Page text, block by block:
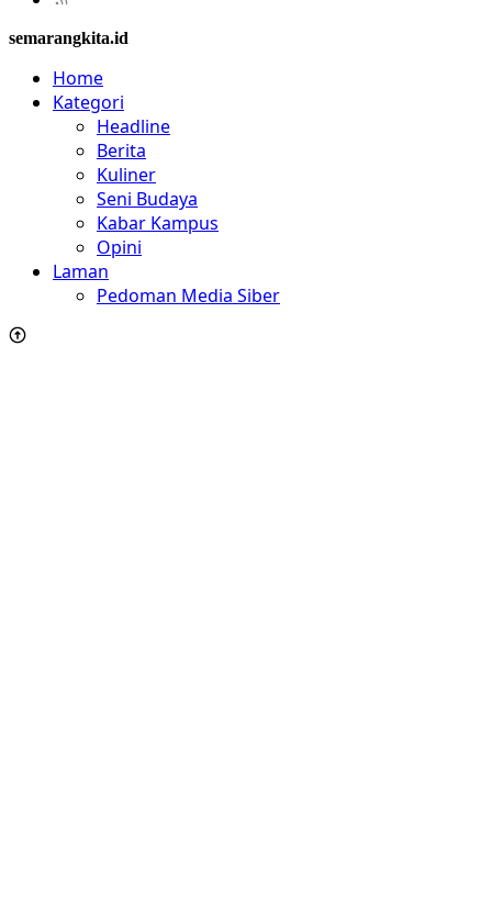
semarangkita.id
Home
Kategori
Headline
Berita
Kuliner
Seni Budaya
Kabar Kampus
Opini
Laman
Pedoman Media Siber